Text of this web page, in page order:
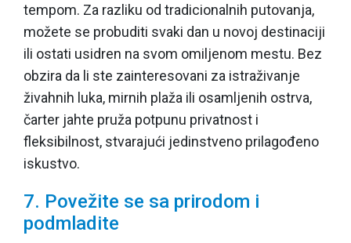
tempom. Za razliku od tradicionalnih putovanja,
možete se probuditi svaki dan u novoj destinaciji
ili ostati usidren na svom omiljenom mestu. Bez
obzira da li ste zainteresovani za istraživanje
živahnih luka, mirnih plaža ili osamljenih ostrva,
čarter jahte pruža potpunu privatnost i
fleksibilnost, stvarajući jedinstveno prilagođeno
iskustvo.
7. Povežite se sa prirodom i
podmladite